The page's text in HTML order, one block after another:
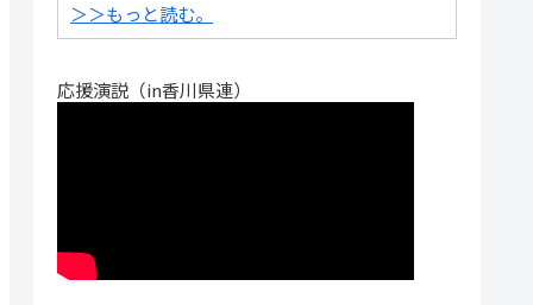
＞＞もっと読む。
応援演説（in香川県連）